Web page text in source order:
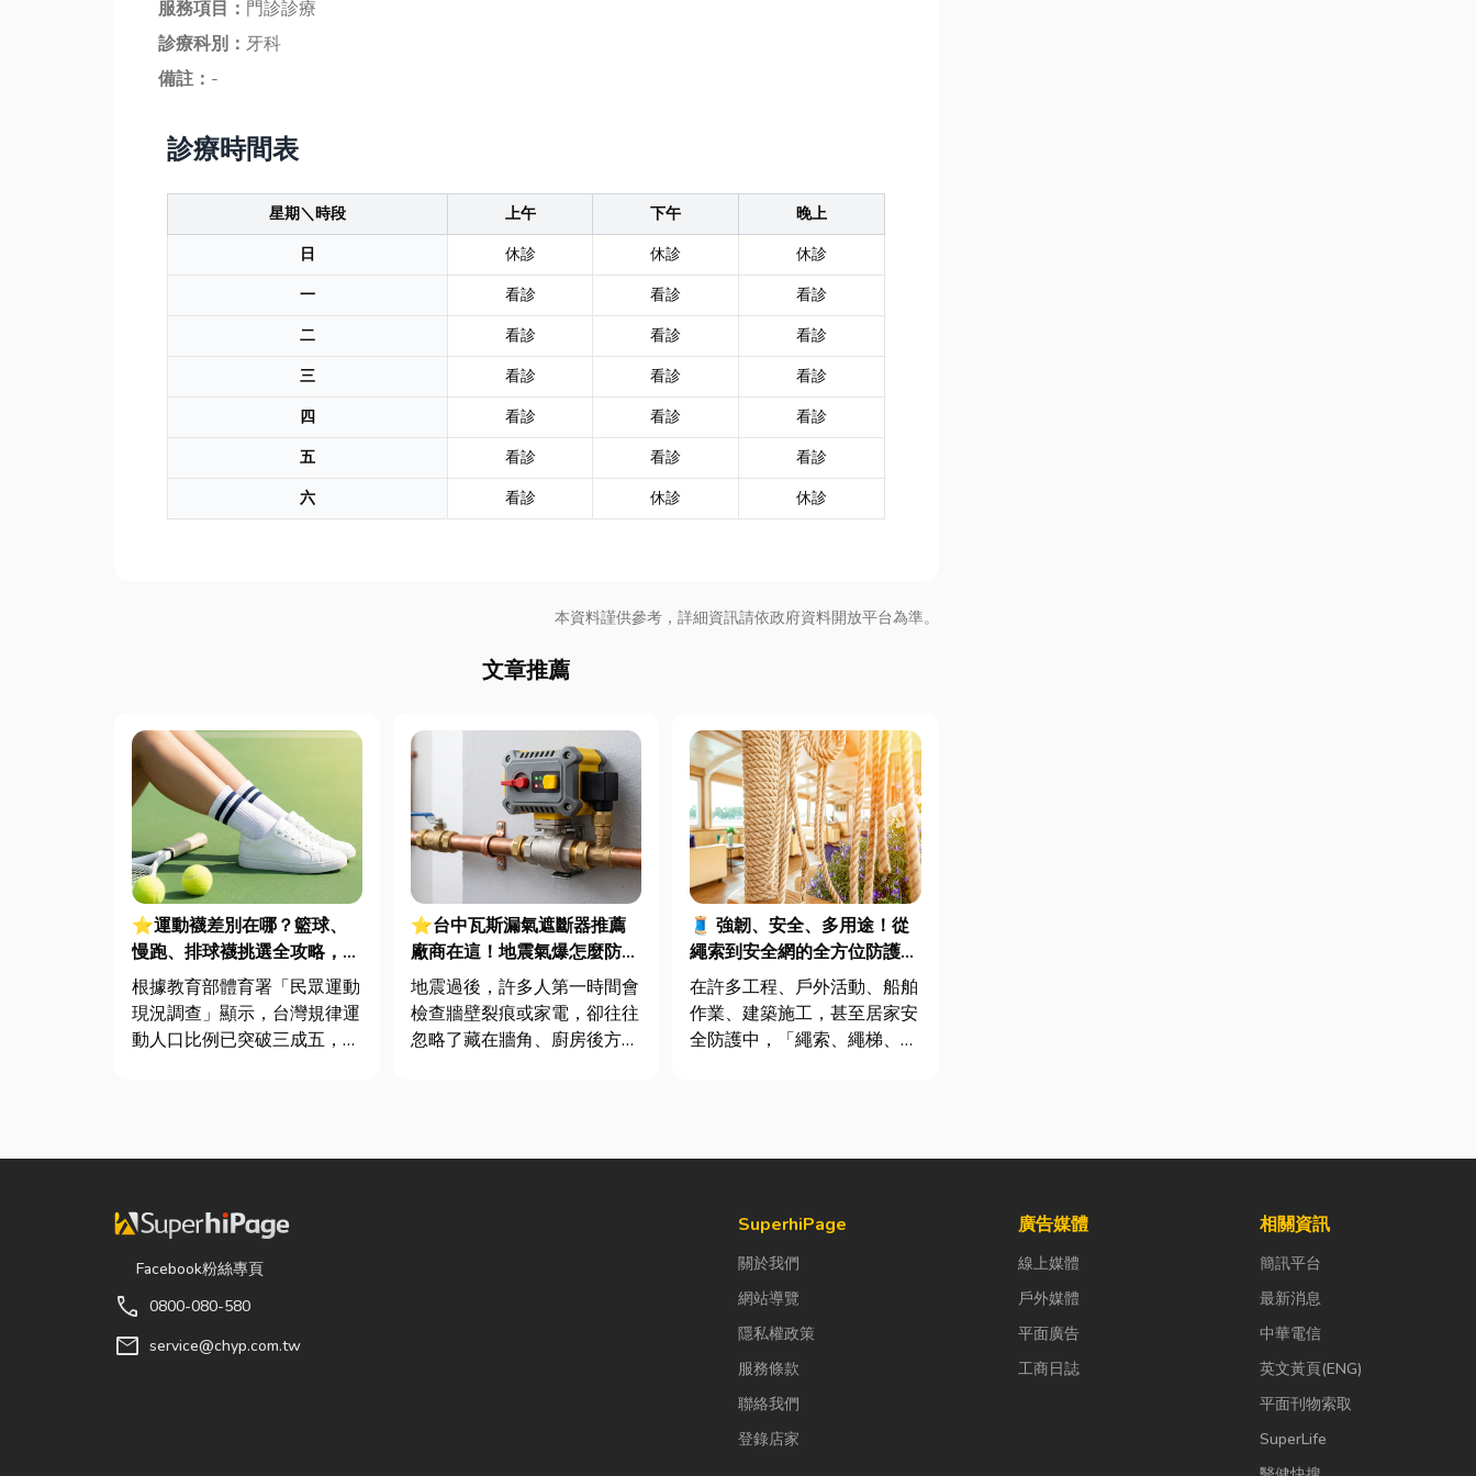
服務項目： 門診診療
診療科別： 牙科
備註： -
診療時間表
星期＼時段 上午 下午
晚上
日
休診 休診
休診
一
看診 看診
看診
二
看診 看診
看診
三
看診 看診
看診
四
看診 看診
看診
五
看診 看診
看診
六
看診 休診 休診
本資料謹供參考，詳細資訊請依政府資料開放平台為準。
文章推薦
⭐運動襪差別在哪？籃球、
慢跑、排球襪挑選全攻略，穿
對了運動不傷腳！
根據教育部體育署「民眾運動
現況調查」顯示，台灣規律運
動人口比例已突破三成五，其
⭐台中瓦斯漏氣遮斷器推薦
廠商在這！地震氣爆怎麼防？
警報器與遮斷器差異、補助條
件及挑選全攻略
地震過後，許多人第一時間會
檢查牆壁裂痕或家電，卻往往
忽略了藏在牆角、廚房後方的
🧵 強韌、安全、多用途！從
繩索到安全網的全方位防護應
用指南
在許多工程、戶外活動、船舶
作業、建築施工，甚至居家安
全防護中，「繩索、繩梯、安
具備高強...
Facebook粉絲專頁
call 0800-080-580
mail service@chyp.com.tw
SuperhiPage
關於我們
網站導覽
隱私權政策
服務條款
聯絡我們
登錄店家
廣告媒體
線上媒體
戶外媒體
平面廣告
工商日誌
相關資訊
簡訊平台
最新消息
中華電信
英文黃頁(ENG)
平面刊物索取
SuperLife